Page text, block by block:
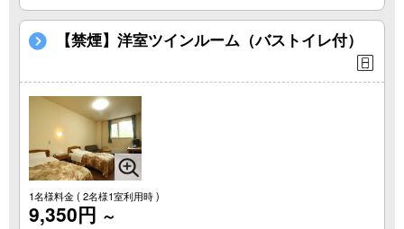
【禁煙】洋室ツインルーム（バストイレ付）
1名様料金( 2名様1室利用時 )
9,350円 ～